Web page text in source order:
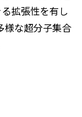
拡張性を有し
様な超分子集合